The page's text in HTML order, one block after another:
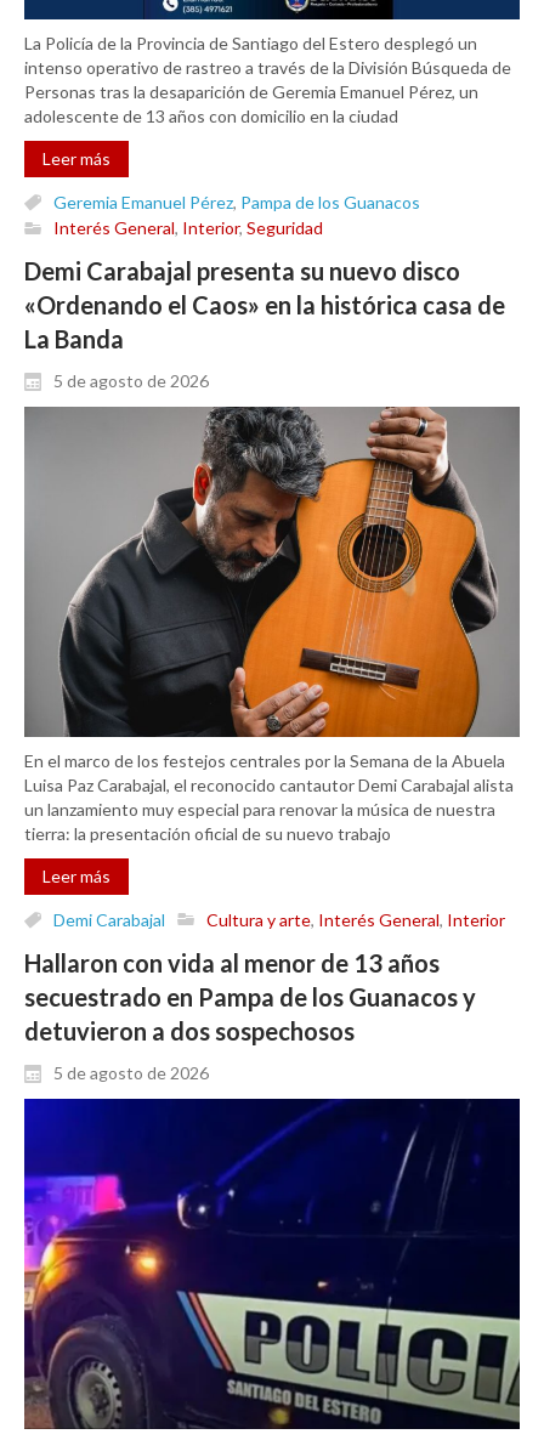
La Policía de la Provincia de Santiago del Estero desplegó un
intenso operativo de rastreo a través de la División Búsqueda de
Personas tras la desaparición de Geremia Emanuel Pérez, un
adolescente de 13 años con domicilio en la ciudad
Leer más
Geremia Emanuel Pérez, Pampa de los Guanacos
Interés General, Interior, Seguridad
Demi Carabajal presenta su nuevo disco
«Ordenando el Caos» en la histórica casa de
La Banda
5 de agosto de 2026
En el marco de los festejos centrales por la Semana de la Abuela
Luisa Paz Carabajal, el reconocido cantautor Demi Carabajal alista
un lanzamiento muy especial para renovar la música de nuestra
tierra: la presentación oficial de su nuevo trabajo
Leer más
Demi Carabajal Cultura y arte, Interés General, Interior
Hallaron con vida al menor de 13 años
secuestrado en Pampa de los Guanacos y
detuvieron a dos sospechosos
5 de agosto de 2026